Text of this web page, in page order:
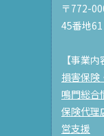
〒772-
45番地61
【事業内
損害保険
鳴門総合
保険代理
営支援